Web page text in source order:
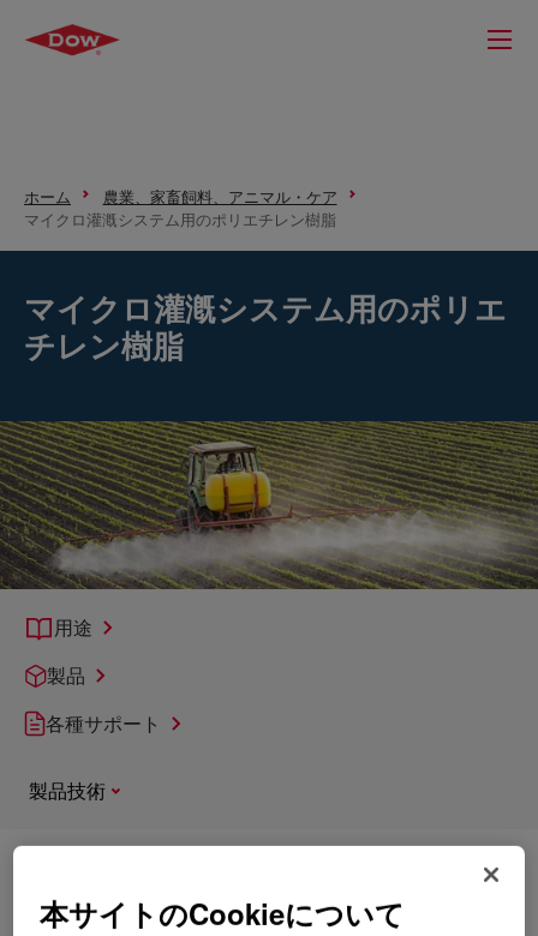
ホーム
農業、家畜飼料、アニマル・ケア
マイクロ灌漑システム用のポリエチレン樹脂
マイクロ灌漑システム用のポリエ
チレン樹脂
用途
製品
各種サポート
製品技術
農業用マイクロイリゲーション PE 樹脂
本サイトのCookieについて